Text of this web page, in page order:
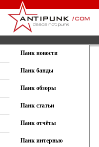
Панк новости
Панк банды
Панк обзоры
Панк статьи
Панк отчёты
Панк интервью